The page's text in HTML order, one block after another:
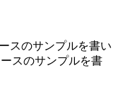
スのサンプルを書い
スのサンプルを書